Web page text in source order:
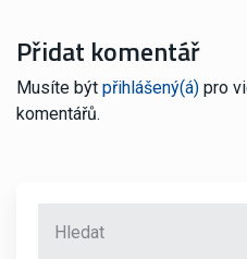
Přidat komentář
Musíte být přihlášený(á) pro
komentářů.